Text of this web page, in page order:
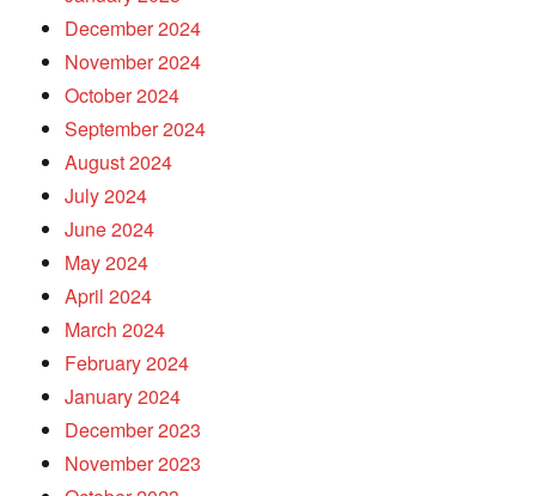
December 2024
November 2024
October 2024
September 2024
August 2024
July 2024
June 2024
May 2024
April 2024
March 2024
February 2024
January 2024
December 2023
November 2023